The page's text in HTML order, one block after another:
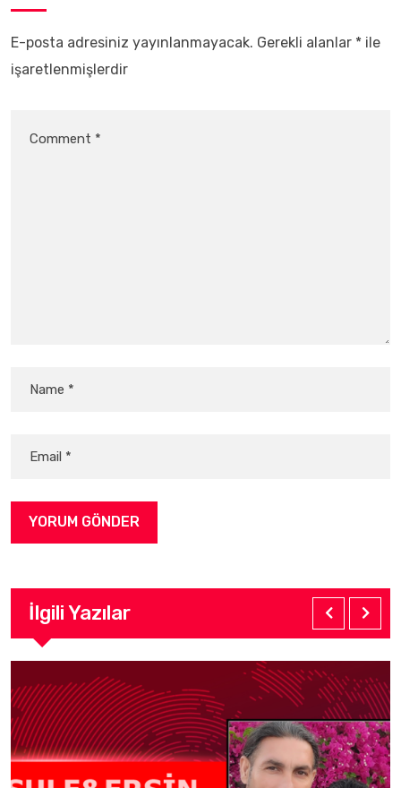
E-posta adresiniz yayınlanmayacak. Gerekli alanlar * ile
işaretlenmişlerdir
İlgili Yazılar